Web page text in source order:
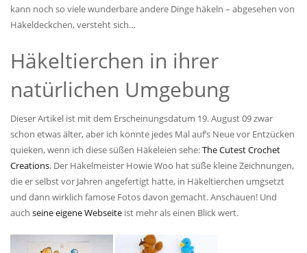
kann noch so viele wunderbare andere Dinge häkeln – abgesehen von
Häkeldeckchen, versteht sich…
Häkeltierchen in ihrer
natürlichen Umgebung
Dieser Artikel ist mit dem Erscheinungsdatum 19. August 09 zwar
schon etwas älter, aber ich könnte jedes Mal auf’s Neue vor Entzücken
quieken, wenn ich diese süßen Häkeleien sehe:The Cutest Crochet
Creations. Der Häkelmeister Howie Woo hat süße kleine Zeichnungen,
die er selbst vor Jahren angefertigt hatte, in Häkeltierchen umgsetzt
und dann wirklich famose Fotos davon gemacht. Anschauen! Und
auch seine eigene Webseite ist mehr als einen Blick wert.